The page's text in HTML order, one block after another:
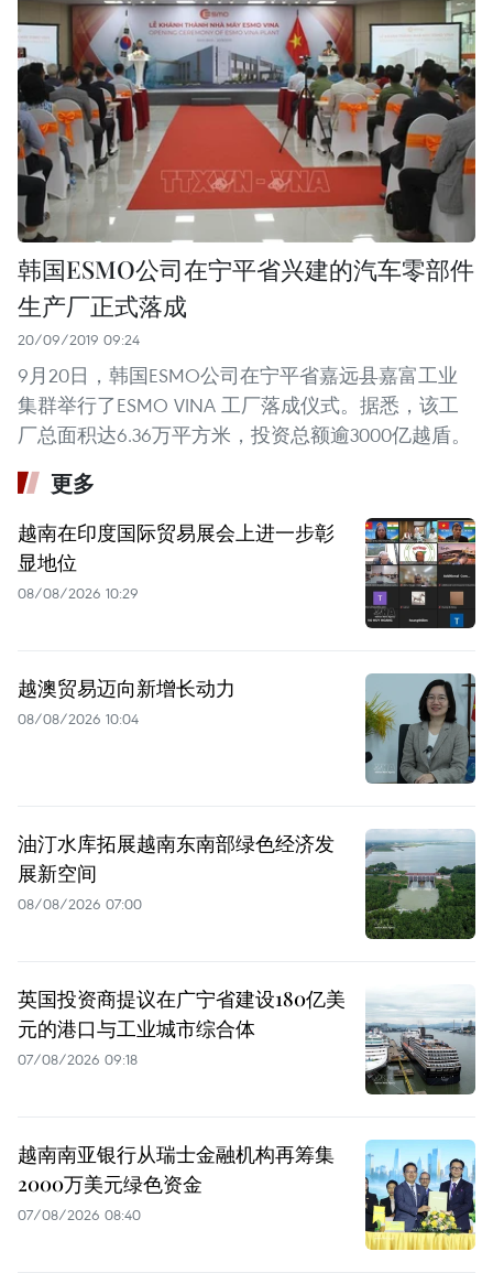
韩国ESMO公司在宁平省兴建的汽车零部件
生产厂正式落成
20/09/2019 09:24
9月20日，韩国ESMO公司在宁平省嘉远县嘉富工业
集群举行了ESMO VINA 工厂落成仪式。据悉，该工
厂总面积达6.36万平方米，投资总额逾3000亿越盾。
更多
越南在印度国际贸易展会上进一步彰
显地位
08/08/2026 10:29
越澳贸易迈向新增长动力
08/08/2026 10:04
油汀水库拓展越南东南部绿色经济发
展新空间
08/08/2026 07:00
英国投资商提议在广宁省建设180亿美
元的港口与工业城市综合体
07/08/2026 09:18
越南南亚银行从瑞士金融机构再筹集
2000万美元绿色资金
07/08/2026 08:40